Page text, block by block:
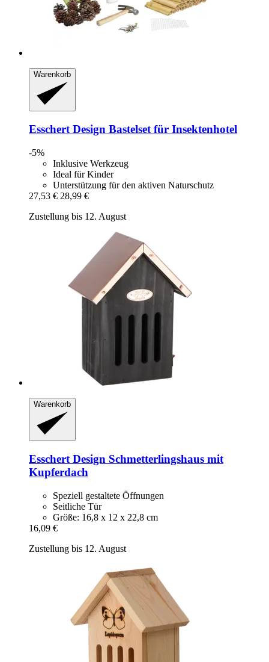
Warenkorb
Esschert Design Bastelset für Insektenhotel
-5%
Inklusive Werkzeug
Ideal für Kinder
Unterstützung für den aktiven Naturschutz
27,53 € 28,99 €
Zustellung bis 12. August
Warenkorb
Esschert Design Schmetterlingshaus mit
Kupferdach
Speziell gestaltete Öffnungen
Seitliche Tür
Größe: 16,8 x 12 x 22,8 cm
16,09 €
Zustellung bis 12. August